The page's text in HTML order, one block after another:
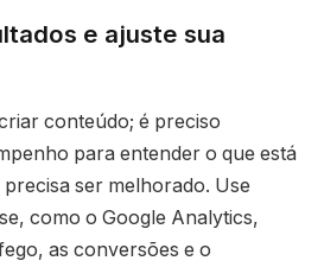
e ajuste sua
conteúdo; é preciso
para entender o que está
ser melhorado. Use
como o Google Analytics,
as conversões e o